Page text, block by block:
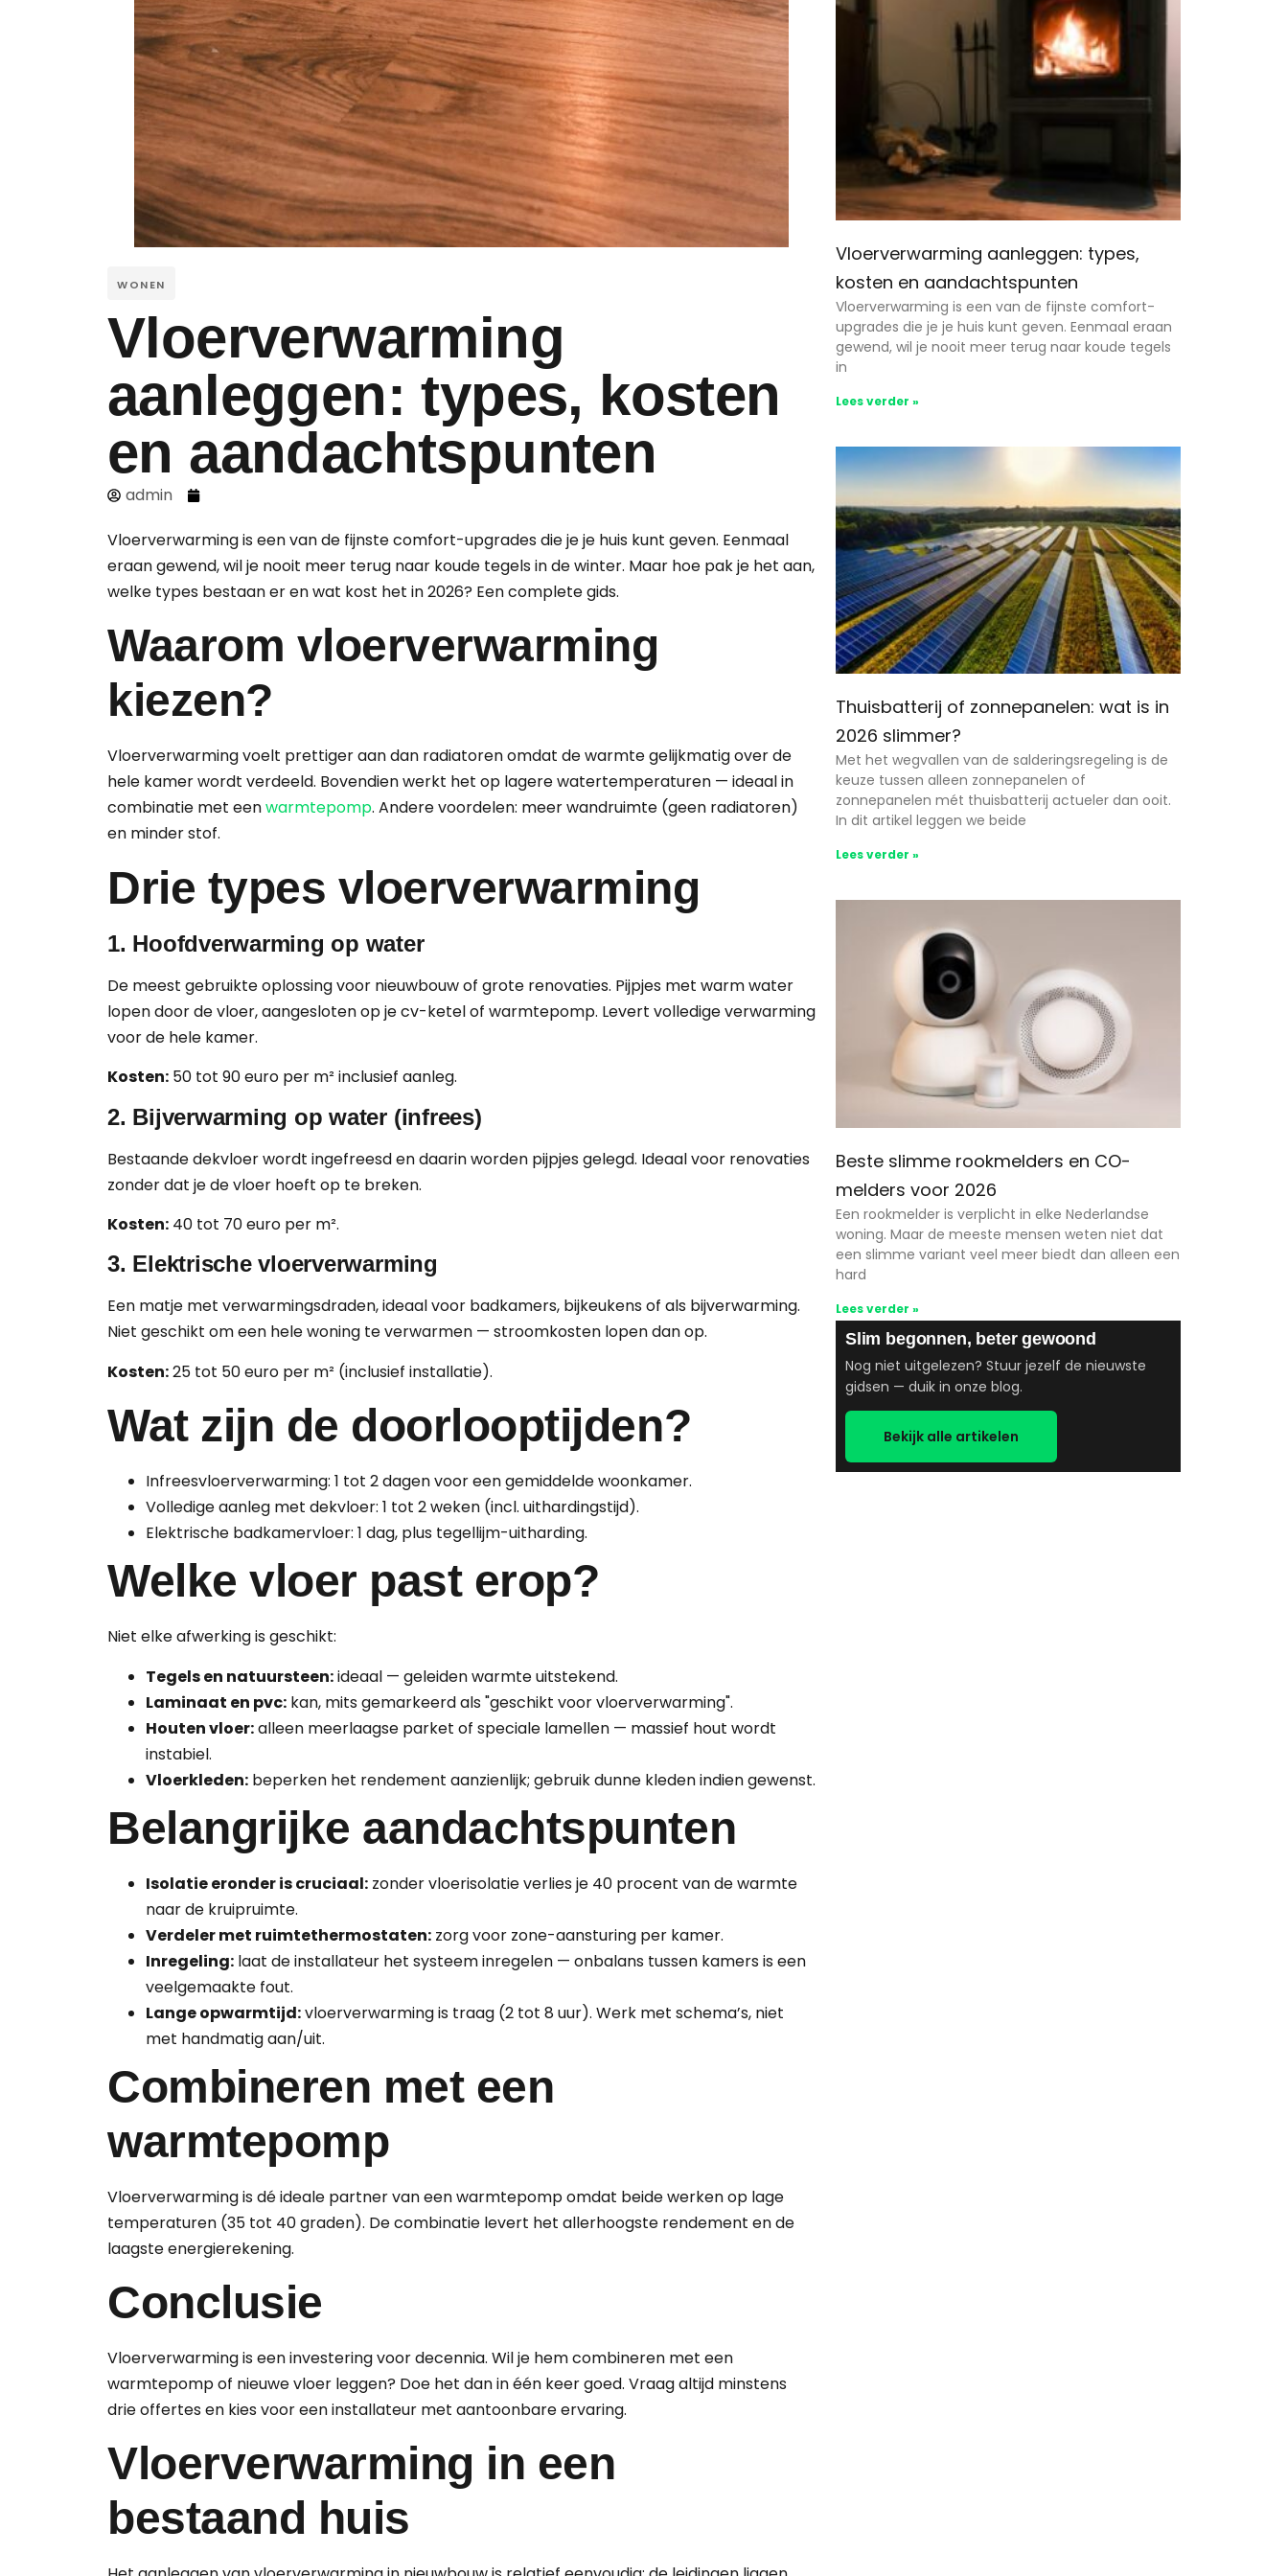
WONEN
Vloerverwarming
aanleggen: types, kosten
en aandachtspunten
admin
Vloerverwarming is een van de fijnste comfort-upgrades die je je huis kunt geven. Eenmaal
eraan gewend, wil je nooit meer terug naar koude tegels in de winter. Maar hoe pak je het aan,
welke types bestaan er en wat kost het in 2026? Een complete gids.
Waarom vloerverwarming
kiezen?
Vloerverwarming voelt prettiger aan dan radiatoren omdat de warmte gelijkmatig over de
hele kamer wordt verdeeld. Bovendien werkt het op lagere watertemperaturen — ideaal in
combinatie met eenwarmtepomp. Andere voordelen: meer wandruimte (geen radiatoren)
en minder stof.
Drie types vloerverwarming
1. Hoofdverwarming op water
De meest gebruikte oplossing voor nieuwbouw of grote renovaties. Pijpjes met warm water
lopen door de vloer, aangesloten op je cv-ketel of warmtepomp. Levert volledige verwarming
voor de hele kamer.
Kosten: 50 tot 90 euro per m² inclusief aanleg.
2. Bijverwarming op water (infrees)
Bestaande dekvloer wordt ingefreesd en daarin worden pijpjes gelegd. Ideaal voor renovaties
zonder dat je de vloer hoeft op te breken.
Kosten: 40 tot 70 euro per m².
3. Elektrische vloerverwarming
Een matje met verwarmingsdraden, ideaal voor badkamers, bijkeukens of als bijverwarming.
Niet geschikt om een hele woning te verwarmen — stroomkosten lopen dan op.
Kosten:25 tot 50 euro per m² (inclusief installatie).
Wat zijn de doorlooptijden?
Infreesvloerverwarming: 1 tot 2 dagen voor een gemiddelde woonkamer.
Volledige aanleg met dekvloer: 1 tot 2 weken (incl. uithardingstijd).
Elektrische badkamervloer: 1 dag, plus tegellijm-uitharding.
Welke vloer past erop?
Niet elke afwerking is geschikt:
Tegels en natuursteen:ideaal — geleiden warmte uitstekend.
Laminaat en pvc: kan, mits gemarkeerd als "geschikt voor vloerverwarming".
Houten vloer:alleen meerlaagse parket of speciale lamellen — massief hout wordt
instabiel.
Vloerkleden: beperken het rendement aanzienlijk; gebruik dunne kleden indien gewenst.
Belangrijke aandachtspunten
Isolatie eronder is cruciaal: zonder vloerisolatie verlies je 40 procent van de warmte
naar de kruipruimte.
Verdeler met ruimtethermostaten: zorg voor zone-aansturing per kamer.
Inregeling: laat de installateur het systeem inregelen — onbalans tussen kamers is een
veelgemaakte fout.
Lange opwarmtijd:vloerverwarming is traag (2 tot 8 uur). Werk met schema’s, niet
met handmatig aan/uit.
Combineren met een
warmtepomp
Vloerverwarming is dé ideale partner van een warmtepomp omdat beide werken op lage
temperaturen (35 tot 40 graden). De combinatie levert het allerhoogste rendement en de
laagste energierekening.
Conclusie
Vloerverwarming is een investering voor decennia. Wil je hem combineren met een
warmtepomp of nieuwe vloer leggen? Doe het dan in één keer goed. Vraag altijd minstens
drie offertes en kies voor een installateur met aantoonbare ervaring.
Vloerverwarming in een
bestaand huis
Vloerverwarming aanleggen: types,
kosten en aandachtspunten
Vloerverwarming is een van de fijnste comfort-
upgrades die je je huis kunt geven. Eenmaal eraan
gewend, wil je nooit meer terug naar koude tegels
in
Lees verder »
Thuisbatterij of zonnepanelen: wat is in
2026 slimmer?
Met het wegvallen van de salderingsregeling is de
keuze tussen alleen zonnepanelen of
zonnepanelen mét thuisbatterij actueler dan ooit.
In dit artikel leggen we beide
Lees verder »
Beste slimme rookmelders en CO-
melders voor 2026
Een rookmelder is verplicht in elke Nederlandse
woning. Maar de meeste mensen weten niet dat
een slimme variant veel meer biedt dan alleen een
hard
Lees verder »
Slim begonnen, beter gewoond
Nog niet uitgelezen? Stuur jezelf de nieuwste
gidsen — duik in onze blog.
Bekijk alle artikelen